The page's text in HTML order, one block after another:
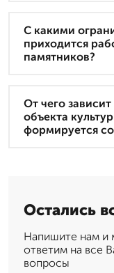
С какими
приходится
памятников?
От чего
объекта
формируется
Остались
Напишите нам и
ответим на все
вопросы